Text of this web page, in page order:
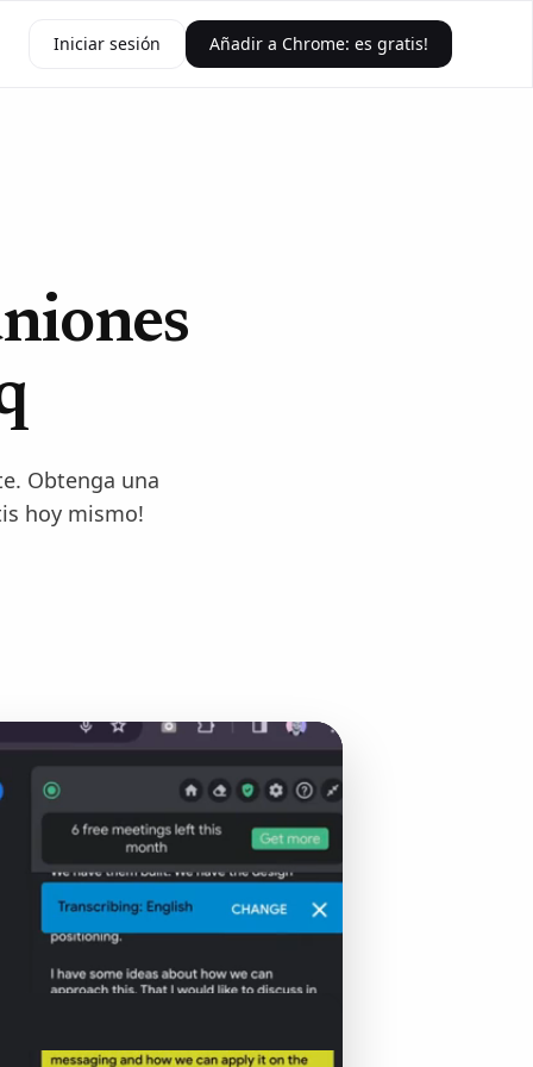
Iniciar sesión Añadir a Chrome: es gratis!
Obtenga una
hoy mismo!